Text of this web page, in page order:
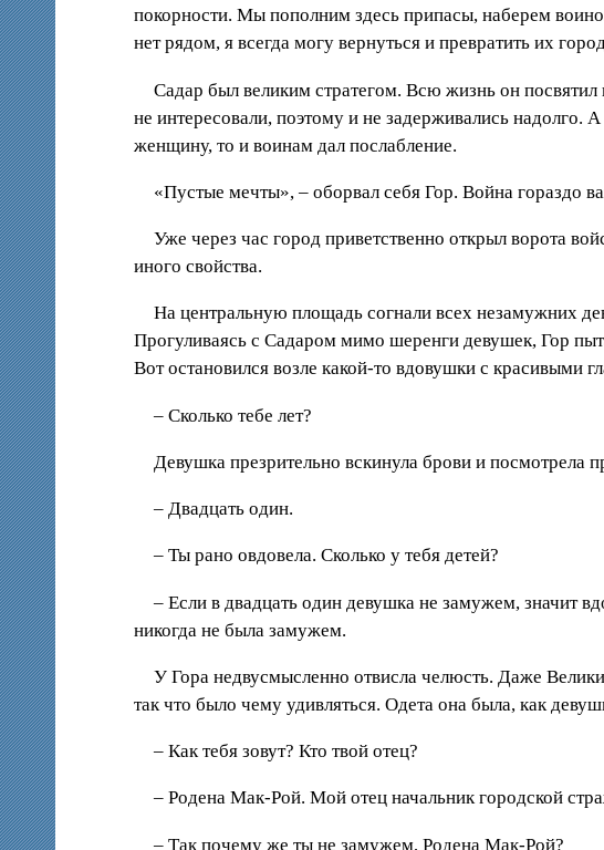
покорности. Мы пополним здесь припасы, наберем
нет рядом, я всегда могу вернуться и превратить их
Садар был великим стратегом. Всю жизнь он
не интересовали, поэтому и не задерживались
женщину, то и воинам дал послабление.
«Пустые мечты», – оборвал себя Гор. Война гораздо
Уже через час город приветственно открыл ворота
иного свойства.
На центральную площадь согнали всех незамужних
Прогуливаясь с Садаром мимо шеренги девушек, Гор
Вот остановился возле какой-то вдовушки с красивыми
– Сколько тебе лет?
Девушка презрительно вскинула брови и посмотрела
– Двадцать один.
– Ты рано овдовела. Сколько у тебя детей?
– Если в двадцать один девушка не замужем, значит
никогда не была замужем.
У Гора недвусмысленно отвисла челюсть. Даже
так что было чему удивляться. Одета она была, как
– Как тебя зовут? Кто твой отец?
– Родена Мак-Рой. Мой отец начальник городской
– Так почему же ты не замужем, Родена Мак-Рой?